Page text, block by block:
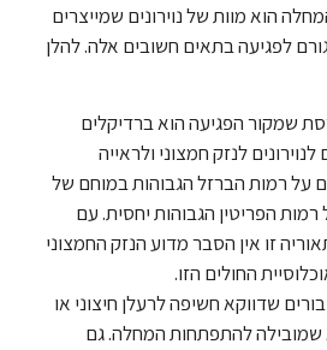
הוא מוות של נוירונים שמייצרים
לפגיעה בתאים חשובים אלה. להלן
שמקור הפגיעה הוא ברדיקלים
לנזק חמצוני ולראייה
על רמות הברזל הגבוהות במוחם של
רמות הפריטין הגבוהות יחסית. עם
זו אין הסבר מדוע הנזק החמצוני
החולים הזו.
שדווקא חשיפה לרעלן חיצוני או
שמובילה להתפתחות המחלה. גם